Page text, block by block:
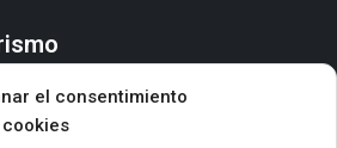
el consentimiento